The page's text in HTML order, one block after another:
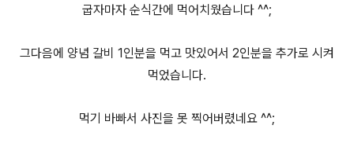
굽자마자 순식간에 먹어치웠습니다 ^^;
그다음에 양념 갈비 1인분을 먹고 맛있어서 2인분을 추가로 시켜
먹었습니다.
먹기 바빠서 사진을 못 찍어버렸네요 ^^;